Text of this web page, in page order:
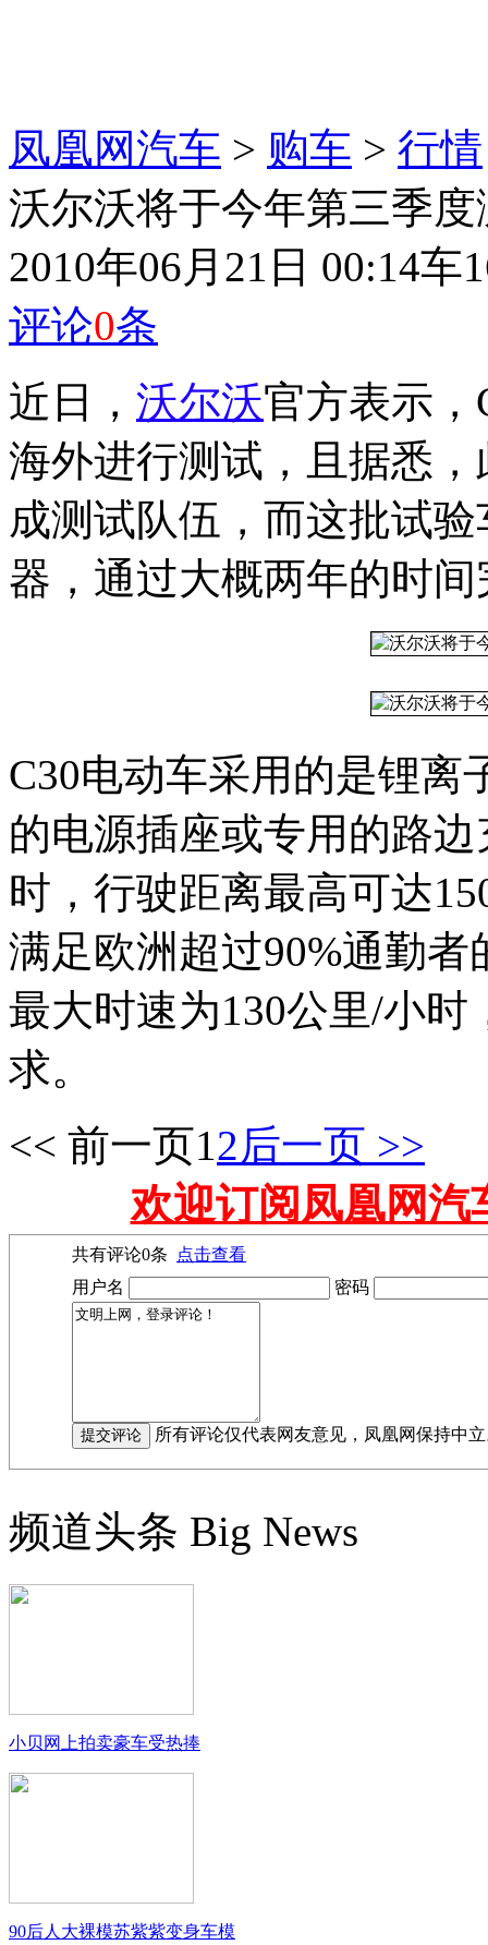
凤凰网汽车 > 购车 > 行情
沃尔沃将于今年第三季度
2010年06月21日 00:14车
评论0条
近日， 沃尔沃官方表示
海外进行测试，且据悉
成测试队伍，而这批试
器，通过大概两年的时
C30电动车采用的是锂离
的电源插座或专用的路
时，行驶距离最高可达
满足欧洲超过90%通勤
最大时速为130公里/小
求。
<< 前一页12后一页 >>
欢迎订阅凤凰网汽
共有评论0条
点击查看
用户名
密码
所有评论仅代表网友意见，凤凰网保持中
频道头条 Big News
小贝网上拍卖豪车受热捧
90后人大裸模苏紫紫变身车模